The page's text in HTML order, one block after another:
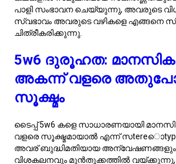
സൂക്ഷ്മമായ, സുരക്ഷാ-ഓരിയന്റഡ്
രസകരമായ മിശ്രിതമാണ്. ഈ
ആഴത്തിലുള്ള അറിവിന്റെ ആവശ്യം,
സൂക്ഷ്മമായ സമീപനം,
ഡ്രൈവ് എന്നിവയാൽ വിശേഷിപ്പിക്കുന്നു.
ബുദ്ധിപരമായ ശ്രമങ്ങളിൽ അവരുടെ
ചിലപ്പോൾ അവരെ സാമൂഹിക
പിന്മാറാൻ, അതിനാൽ അവരുടെ
ബന്ധങ്ങളെയും ആകെ ക്ഷേമത്തെയും
ബുദ്ധിപരമായ ശ്രമങ്ങളെ മാനസിക,
ആത്മീയ ആവശ്യങ്ങളുമായി
വികാരങ്ങളെ നിയന്ത്രിക്കാൻ
പ്രാക്ടീസുകൾ, ആരോഗ്യത്തെ